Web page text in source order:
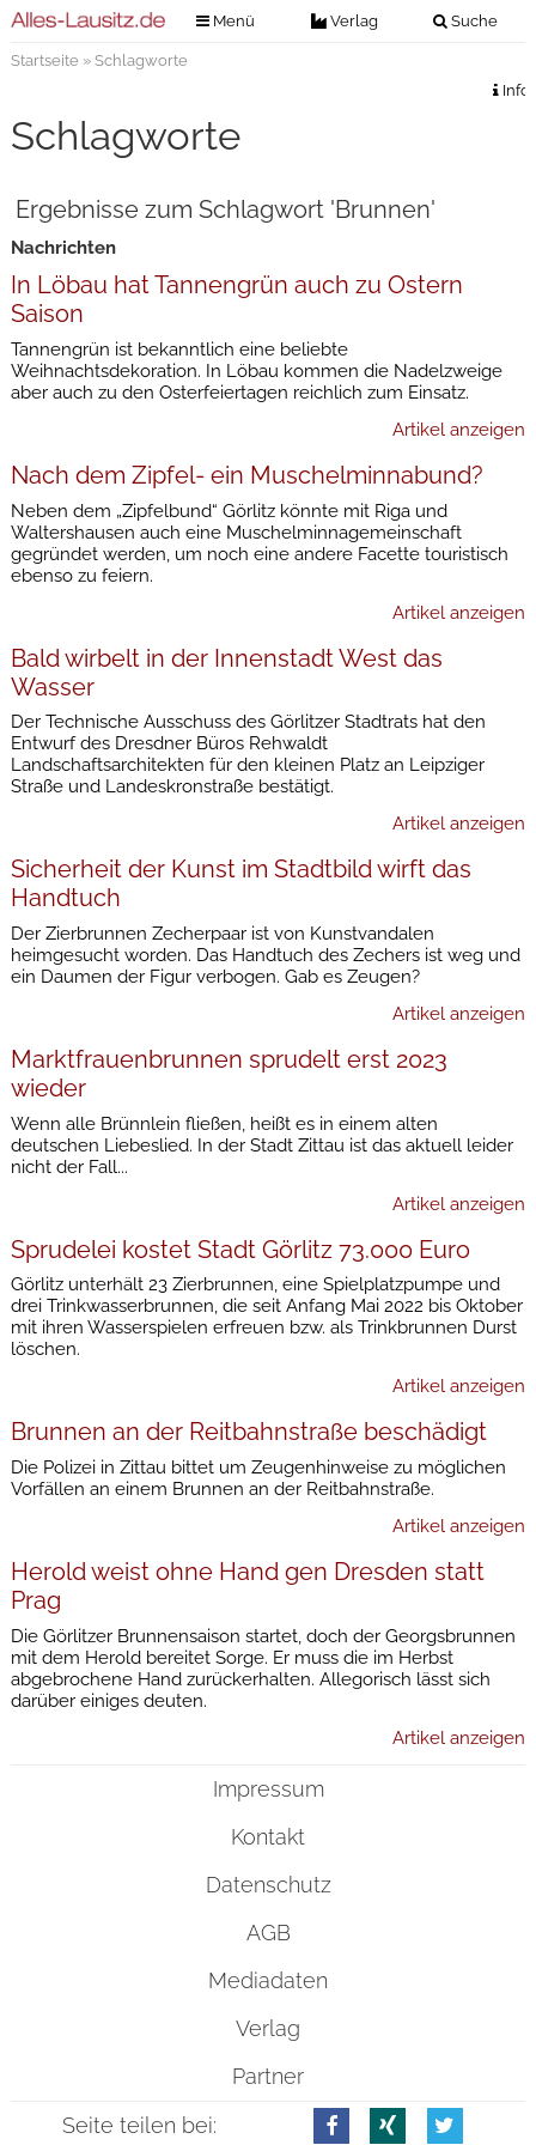
Menü Verlag Suche
Verlag
Kontakt
Anzeigenannahme
Digitale Ausgaben
Startseite» Schlagworte
Info
Schlagworte
Ergebnisse zum Schlagwort 'Brunnen'
Nachrichten
In Löbau hat Tannengrün auch zu Ostern
Saison
Tannengrün ist bekanntlich eine beliebte
Weihnachtsdekoration. In Löbau kommen die Nadelzweige
aber auch zu den Osterfeiertagen reichlich zum Einsatz.
Artikel anzeigen
Nach dem Zipfel- ein Muschelminnabund?
Neben dem „Zipfelbund“ Görlitz könnte mit Riga und
Waltershausen auch eine Muschelminnagemeinschaft
gegründet werden, um noch eine andere Facette touristisch
ebenso zu feiern.
Artikel anzeigen
Bald wirbelt in der Innenstadt West das
Wasser
Der Technische Ausschuss des Görlitzer Stadtrats hat den
Entwurf des Dresdner Büros Rehwaldt
Landschaftsarchitekten für den kleinen Platz an Leipziger
Straße und Landeskronstraße bestätigt.
Artikel anzeigen
Sicherheit der Kunst im Stadtbild wirft das
Handtuch
Der Zierbrunnen Zecherpaar ist von Kunstvandalen
heimgesucht worden. Das Handtuch des Zechers ist weg und
ein Daumen der Figur verbogen. Gab es Zeugen?
Artikel anzeigen
Marktfrauenbrunnen sprudelt erst 2023
wieder
Wenn alle Brünnlein fließen, heißt es in einem alten
deutschen Liebeslied. In der Stadt Zittau ist das aktuell leider
nicht der Fall...
Artikel anzeigen
Sprudelei kostet Stadt Görlitz 73.000 Euro
Görlitz unterhält 23 Zierbrunnen, eine Spielplatzpumpe und
drei Trinkwasserbrunnen, die seit Anfang Mai 2022 bis Oktober
mit ihren Wasserspielen erfreuen bzw. als Trinkbrunnen Durst
löschen.
Artikel anzeigen
Brunnen an der Reitbahnstraße beschädigt
Die Polizei in Zittau bittet um Zeugenhinweise zu möglichen
Vorfällen an einem Brunnen an der Reitbahnstraße.
Artikel anzeigen
Herold weist ohne Hand gen Dresden statt
Prag
Die Görlitzer Brunnensaison startet, doch der Georgsbrunnen
mit dem Herold bereitet Sorge. Er muss die im Herbst
abgebrochene Hand zurückerhalten. Allegorisch lässt sich
darüber einiges deuten.
Artikel anzeigen
Impressum
Kontakt
Datenschutz
AGB
Mediadaten
Verlag
Partner
Seite teilen bei: